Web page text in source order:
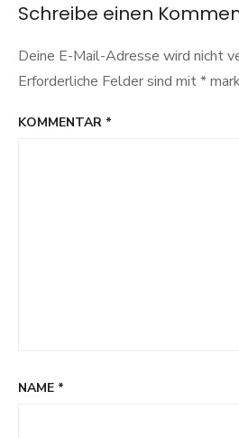
Schreibe einen
Deine E-Mail-Adresse wird nicht
Erforderliche Felder sind mit*
KOMMENTAR *
NAME *